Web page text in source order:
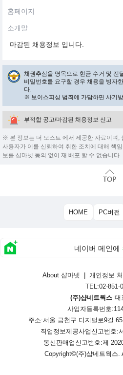
홈페이지
소개말
마감된 채용정보 입니다.
채권추심을 명목으로 현금 수거 및 전
비밀번호를 요구할 경우 채용을 빙자
다.
※ 보이스피싱 범죄에 가담하면 사기
부적합 공고/마감된 채용정보 신고
※ 본 정보는 더 모스트 에서 제공한 자료이며,
사용자가 이를 신뢰하여 취한 조치에 대해 책
보를 샵마넷 동의 없이 재 배포 할 수 없습니다.
HOME PC버전
네이버 메인에
About 샵마넷 개인정보
TEL:02-851-
(주)샵네트웍스 대
사업자등록번호
주소:서울 금천구 디지털로9길
직업정보제공사업신고번호:
통신판매업신고번호:제
Copyright©(주)샵네트웍스.